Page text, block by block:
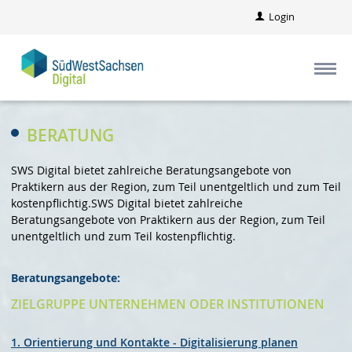
Login
BERATUNG
SWS Digital bietet zahlreiche Beratungsangebote von
Praktikern aus der Region, zum Teil unentgeltlich und zum Teil
kostenpflichtig.SWS Digital bietet zahlreiche
Beratungsangebote von Praktikern aus der Region, zum Teil
unentgeltlich und zum Teil kostenpflichtig.
Beratungsangebote:
ZIELGRUPPE UNTERNEHMEN ODER INSTITUTIONEN
1. Orientierung und Kontakte - Digitalisierung planen